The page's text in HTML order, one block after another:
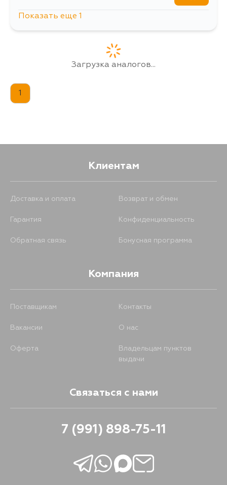
Показать еще 1
Загрузка аналогов...
1
Клиентам
Доставка и оплата Возврат и обмен
Гарантия Конфиденциальность
Обратная связь Бонусная программа
Компания
Поставщикам Контакты
Вакансии О нас
Оферта
Владельцам пунктов
выдачи
Связаться с нами
7 (991) 898-75-11